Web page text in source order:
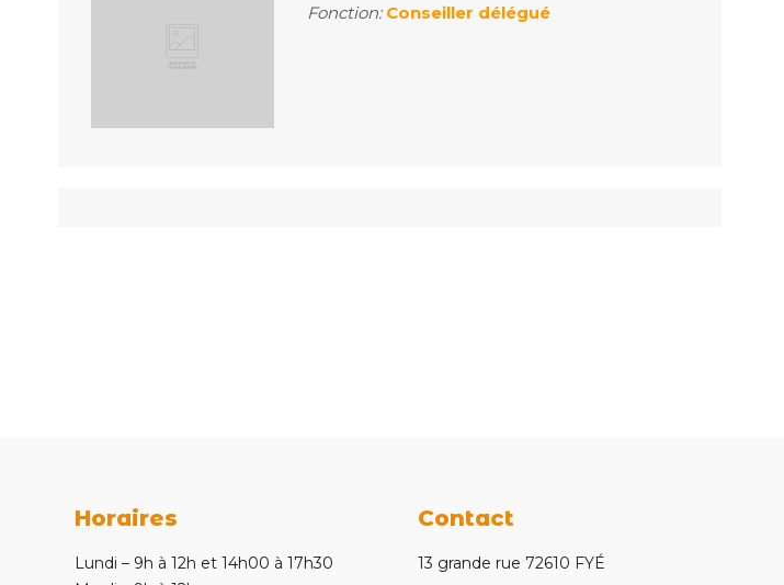
Fonction: Conseiller délégué
Horaires
Lundi – 9h à 12h et 14h00 à 17h30
Contact
13 grande rue 72610 FYÉ